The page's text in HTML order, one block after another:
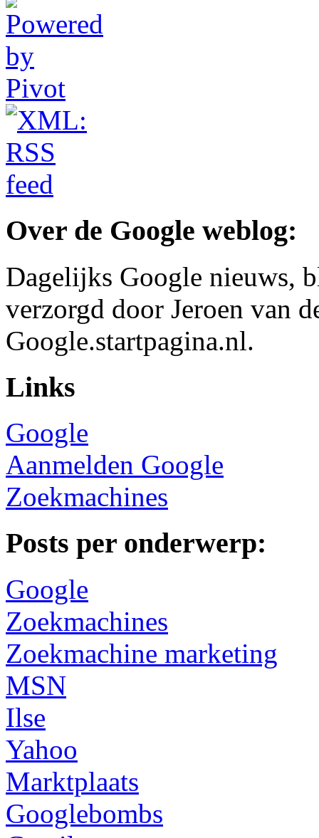
Over de Google weblog:
Dagelijks Google nieuws,
verzorgd door Jeroen van
Google.startpagina.nl.
Links
Google
Aanmelden Google
Zoekmachines
Posts per onderwerp:
Google
Zoekmachines
Zoekmachine marketing
MSN
Ilse
Yahoo
Marktplaats
Googlebombs